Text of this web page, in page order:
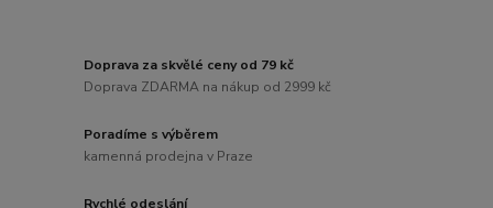
Doprava za skvělé ceny od 79 kč
Doprava ZDARMA na nákup od 2999 kč
Poradíme s výběrem
kamenná prodejna v Praze
Rychlé odeslání